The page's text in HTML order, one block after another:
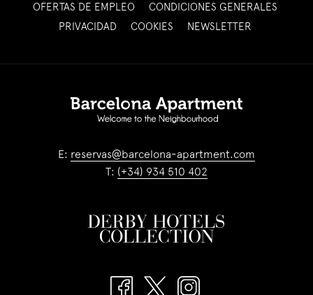
OFERTAS DE EMPLEOABRE
EN
CONDICIONES GENERALES
PRIVACIDAD
COOKIES NEWSLETTER
E: reservas@barcelona-apartment.com
T: (+34) 934 510 402